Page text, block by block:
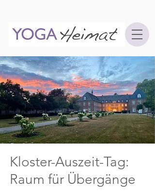
Kloster-Auszeit-Tag:
Raum für Übergänge